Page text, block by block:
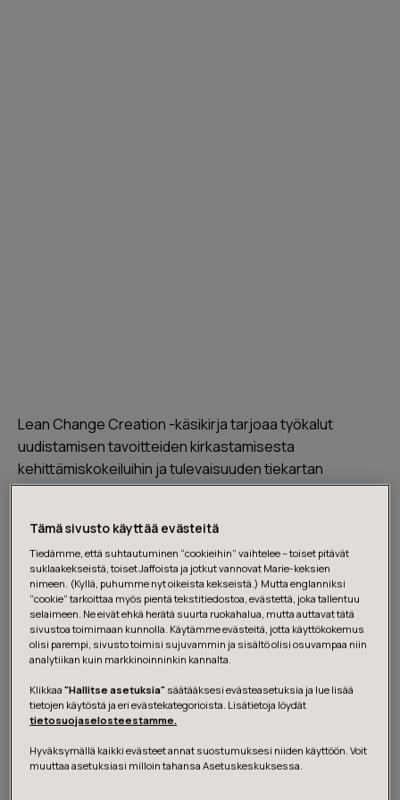
Lean Change Creation -käsikirja tarjoaa työkalut
uudistamisen tavoitteiden kirkastamisesta
kehittämiskokeiluihin ja tulevaisuuden tiekartan
rakentamiseen. Se soveltuu uudistuksiin, joiden
edetä yhdessä oppimalla. Uudistus voi olla pienemmän
mittakaavaan kehittämistä tai kokonaisvaltaisempi
muutos. Käsikirjan sisältö on jäsennelty siten, että
lukijan on helppo tunnistaa tilanteensa ja soveltaa
kuvattuja työkaluja tarvittavilta osin.
Muutoksen ytimessä
Käsikirja rakentuu kanvaaseista, jotka mahdollistavat
uudistamisen läpiviennin, olipa kyse toimintamallien
Tämä sivusto käyttää evästeitä
Tiedämme, että suhtautuminen “cookieihin” vaihtelee – toiset pitävät
suklaakekseistä, toiset Jaffoista ja jotkut vannovat Marie-keksien
nimeen. (Kyllä, puhumme nyt oikeista kekseistä.) Mutta englanniksi
“cookie” tarkoittaa myös pientä tekstitiedostoa, evästettä, joka tallentuu
selaimeen. Ne eivät ehkä herätä suurta ruokahalua, mutta auttavat tätä
sivustoa toimimaan kunnolla. Käytämme evästeitä, jotta käyttökokemus
olisi parempi, sivusto toimisi sujuvammin ja sisältö olisi osuvampaa niin
analytiikan kuin markkinoinninkin kannalta.
Klikkaa"Hallitse asetuksia" säätääksesi evästeasetuksia ja lue lisää
tietojen käytöstä ja eri evästekategorioista. Lisätietoja löydät
tietosuojaselosteestamme.
Hyväksymällä kaikki evästeet annat suostumuksesi niiden käyttöön. Voit
muuttaa asetuksiasi milloin tahansa Asetuskeskuksessa.